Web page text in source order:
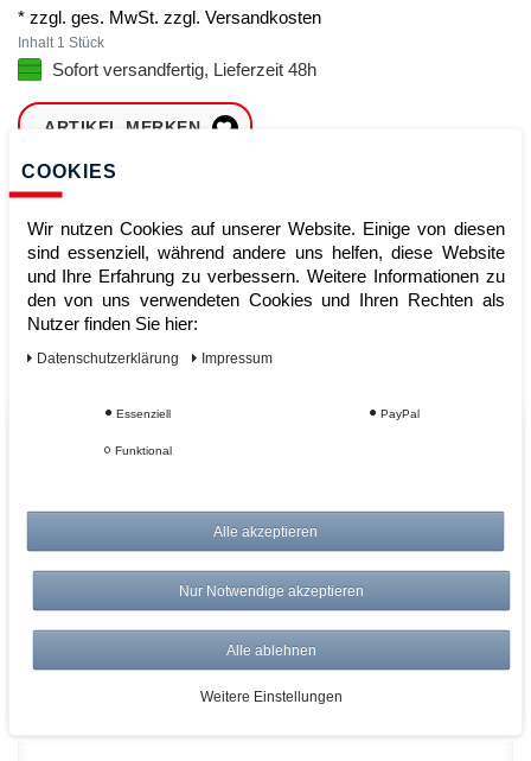
* zzgl. ges. MwSt. zzgl. Versandkosten
Inhalt 1 Stück
Sofort versandfertig, Lieferzeit 48h
ARTIKEL MERKEN
Sofort lieferbar
Vom Profi für Profis - Ihre Vorteile
Versandkostenfrei ab 150€
Risikolos: 14 Tage Rückgabe
Über 20.000 Artikel
Schnelle Lieferung
COOKIES
Wir nutzen Cookies auf unserer Website. Einige von diesen
sind essenziell, während andere uns helfen, diese Website
und Ihre Erfahrung zu verbessern. Weitere Informationen zu
den von uns verwendeten Cookies und Ihren Rechten als
Nutzer finden Sie hier:
Daten­schutz­erklärung Impressum
Essenziell PayPal
Funktional
Alle akzeptieren
Nur Notwendige akzeptieren
Alle ablehnen
Weitere Einstellungen